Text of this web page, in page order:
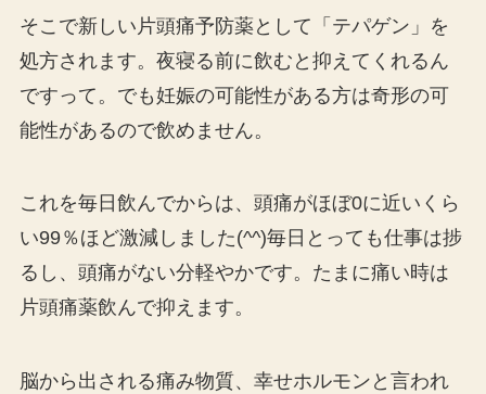
そこで新しい片頭痛予防薬として「テパゲン」を
処方されます。夜寝る前に飲むと抑えてくれるん
ですって。でも妊娠の可能性がある方は奇形の可
能性があるので飲めません。
これを毎日飲んでからは、頭痛がほぼ0に近いくら
い99％ほど激減しました(^^)毎日とっても仕事は捗
るし、頭痛がない分軽やかです。たまに痛い時は
片頭痛薬飲んで抑えます。
脳から出される痛み物質、幸せホルモンと言われ